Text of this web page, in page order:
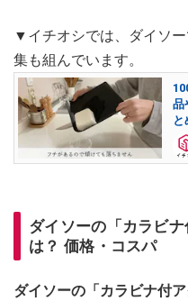
▼イチオシでは、ダイソ
集も組んでいます。
品
と
ダイソーの「カラビ
は？ 価格・コスパ
ダイソーの「カラビナ付